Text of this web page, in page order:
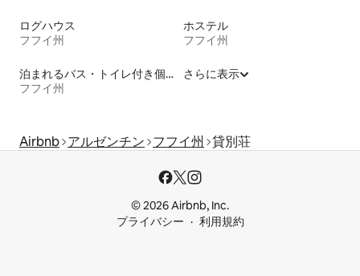
ログハウス
フフイ州
ホステル
フフイ州
泊まれるバス・トイレ付き個室
フフイ州
さらに表示
Airbnb アルゼンチン フフイ州 貸別荘
© 2026 Airbnb, Inc.
プライバシー
利用規約